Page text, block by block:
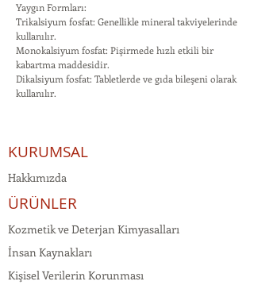
Yaygın Formları:
Trikalsiyum fosfat: Genellikle mineral takviyelerinde
kullanılır.
Monokalsiyum fosfat: Pişirmede hızlı etkili bir
kabartma maddesidir.
Dikalsiyum fosfat: Tabletlerde ve gıda bileşeni olarak
kullanılır.
KURUMSAL
Hakkımızda
ÜRÜNLER
Kozmetik ve Deterjan Kimyasalları
İnsan Kaynakları
Kişisel Verilerin Korunması